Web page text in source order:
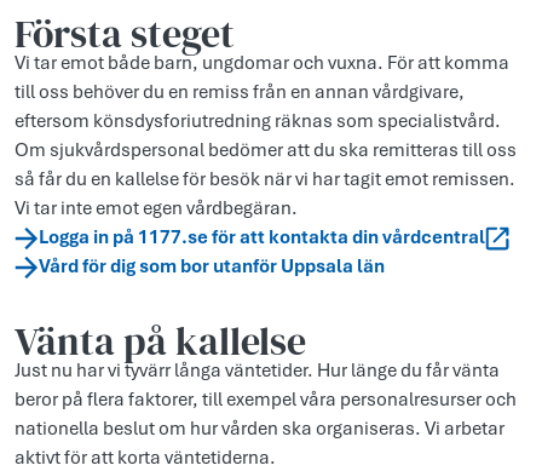
Första steget
Vi tar emot både barn, ungdomar och vuxna. För att komma
till oss behöver du en remiss från en annan vårdgivare,
eftersom könsdysforiutredning räknas som specialistvård.
Om sjukvårdspersonal bedömer att du ska remitteras till oss
så får du en kallelse för besök när vi har tagit emot remissen.
Vi tar inte emot egen vårdbegäran.
Logga in på 1177.se för att kontakta din vårdcentral
Vård för dig som bor utanför Uppsala län
Vänta på kallelse
Just nu har vi tyvärr långa väntetider. Hur länge du får vänta
beror på flera faktorer, till exempel våra personalresurser och
nationella beslut om hur vården ska organiseras. Vi arbetar
aktivt för att korta väntetiderna.